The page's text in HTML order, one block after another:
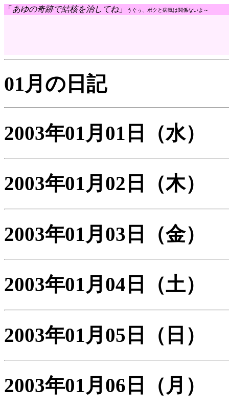
「 あゆの奇跡で結核を治してね 」 うぐぅ、ボクと病気は関係ないよ～
01月の日記
2003年01月01日 （水）
2003年01月02日 （木）
2003年01月03日 （金）
2003年01月04日 （土）
2003年01月05日 （日）
2003年01月06日
（月）